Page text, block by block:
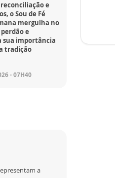
e
o Sou de Fé
mergulha no
e
sua importância
tradição
- 07H40
a